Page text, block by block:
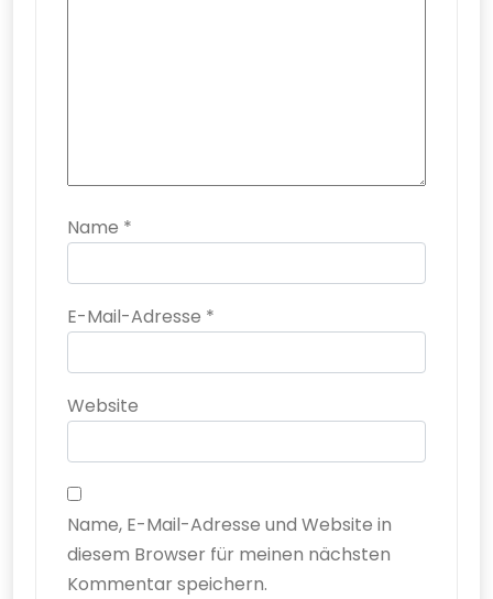
Name *
E-Mail-Adresse *
Website
Name, E-Mail-Adresse und Website in
diesem Browser für meinen nächsten
Kommentar speichern.